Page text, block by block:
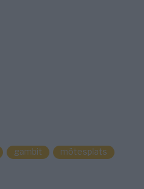
gambit
mötesplats